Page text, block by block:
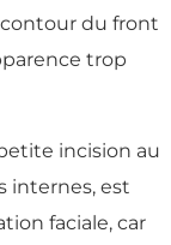
du front
trop
incision au
internes, est
faciale, car